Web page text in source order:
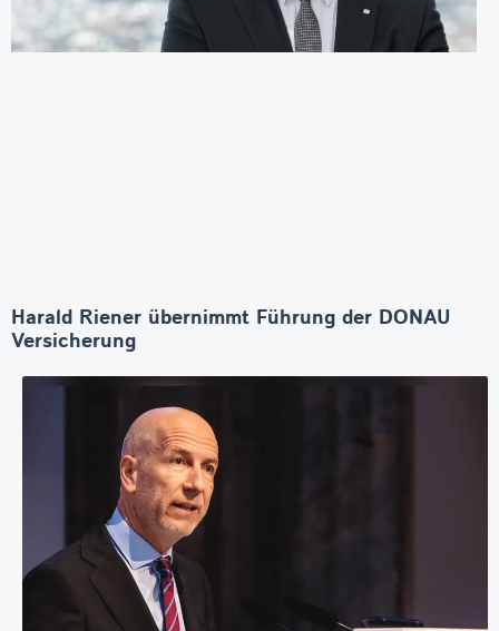
Harald Riener übernimmt Führung der DONAU
Versicherung